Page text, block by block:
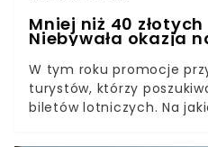
Mniej niż 40
Niebywała okazja
W tym roku promocje
turystów, którzy
biletów lotniczych. Na